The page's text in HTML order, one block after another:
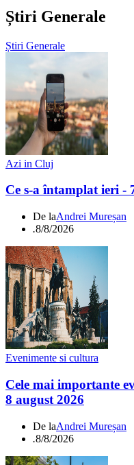
Știri Generale
Știri Generale
Azi in Cluj
Ce s-a întamplat ieri -
De laAndrei Mureșan
.8/8/2026
Evenimente si cultura
Cele mai importante
8 august 2026
De laAndrei Mureșan
.8/8/2026